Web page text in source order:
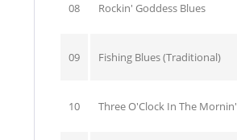
08 Rockin' Goddess Blues
09 Fishing Blues (Traditional)
10 Three O'Clock In The Mornin'